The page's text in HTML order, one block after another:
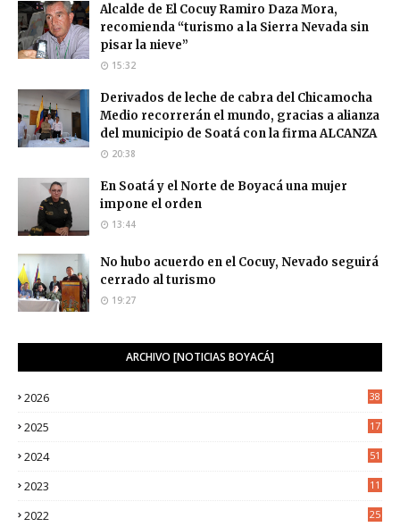
Alcalde de El Cocuy Ramiro Daza Mora,
recomienda “turismo a la Sierra Nevada sin
pisar la nieve”
15:32
Derivados de leche de cabra del Chicamocha
Medio recorrerán el mundo, gracias a alianza
del municipio de Soatá con la firma ALCANZA
20:38
En Soatá y el Norte de Boyacá una mujer
impone el orden
13:44
No hubo acuerdo en el Cocuy, Nevado seguirá
cerrado al turismo
19:27
ARCHIVO [NOTICIAS BOYACÁ]
2026 38
2025
17
2024 51
2023
11
2022
25